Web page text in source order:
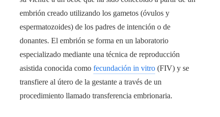
embrión creado utilizando los gametos (óvulos y
espermatozoides) de los padres de intención o de
donantes. El embrión se forma en un laboratorio
especializado mediante una técnica de reproducción
asistida conocida como fecundación in vitro (FIV) y se
transfiere al útero de la gestante a través de un
procedimiento llamado transferencia embrionaria.